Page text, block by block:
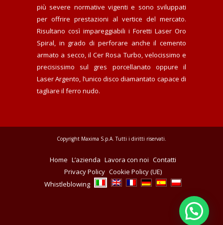
più severe normative vigenti e sono sviluppati
per offrire prestazioni al vertice del mercato.
Risultano così impareggiabili i Foretti Laser Oro
Spiral, in grado di perforare anche il cemento
armato a secco, il Cer Rosa Turbo, velocissimo e
precisissimo sul gres porcellanato oppure il
Laser Argento, l’unico disco diamantato capace di
tagliare il ferro nudo.
Copyright Maxima S.p.A. Tutti i diritti riservati.
Home L’azienda Lavora con noi Contatti
Privacy Policy Cookie Policy (UE)
Whistleblowing